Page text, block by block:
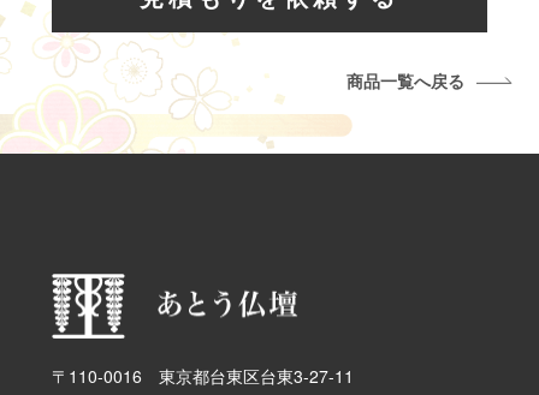
商品一覧へ戻る
〒110-0016 東京都台東区台東3-27-11